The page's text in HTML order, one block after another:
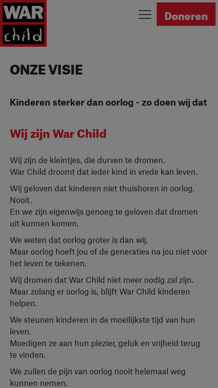
Ga naar homepage Doneren
ONZE VISIE
Kinderen sterker dan oorlog - zo doen wij dat
Wij zijn War Child
Wij zijn de kleintjes, die durven te dromen.
War Child droomt dat ieder kind in vrede kan leven.
Wij geloven dat kinderen niet thuishoren in oorlog.
Nooit.
En we zijn eigenwijs genoeg te geloven dat dromen
uit kunnen komen.
We weten dat oorlog groter is dan wij.
Maar oorlog hoeft jou of de generaties na jou niet voor
het leven te tekenen.
Wij dromen dat War Child niet meer nodig zal zijn.
Maar zolang er oorlog is, blijft War Child kinderen
helpen.
We steunen kinderen in de moeilijkste tijd van hun
leven.
Moedigen ze aan hun plezier, geluk en vrijheid terug
te vinden.
We zullen de pijn van oorlog nooit helemaal weg
kunnen nemen.